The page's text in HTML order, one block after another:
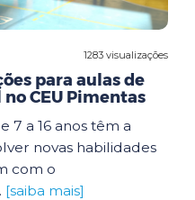
1283 visualizações
para aulas de
CEU Pimentas
7 a 16 anos têm a
novas habilidades
com o
[saiba mais]